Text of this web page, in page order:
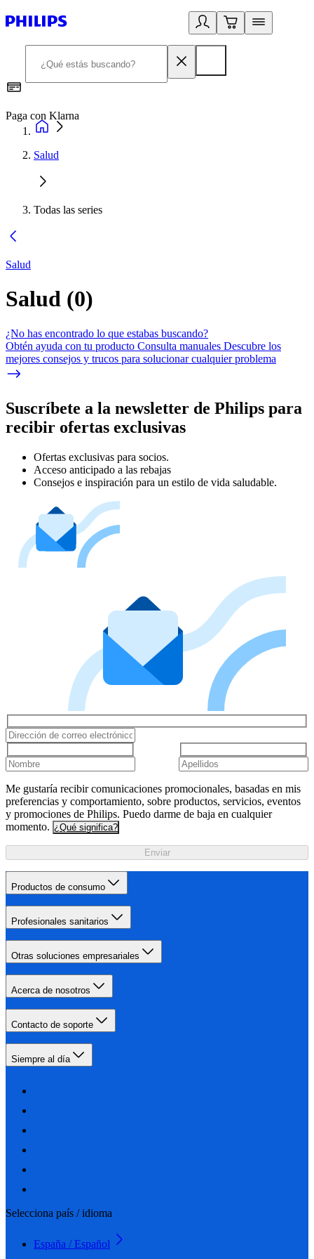
Paga con Klarna
Salud
Todas las series
Salud
Salud (0)
¿No has encontrado lo que estabas buscando?
Obtén ayuda con tu producto Consulta manuales Descubre los
mejores consejos y trucos para solucionar cualquier problema
Suscríbete a la newsletter de Philips para
recibir ofertas exclusivas
Ofertas exclusivas para socios.
Acceso anticipado a las rebajas
Consejos e inspiración para un estilo de vida saludable.
Me gustaría recibir comunicaciones promocionales, basadas en mis
preferencias y comportamiento, sobre productos, servicios, eventos
y promociones de Philips. Puedo darme de baja en cualquier
momento. ¿Qué significa?
Enviar
Productos de consumo
Profesionales sanitarios
Otras soluciones empresariales
Acerca de nosotros
Contacto de soporte
Siempre al día
Selecciona país / idioma
España / Español